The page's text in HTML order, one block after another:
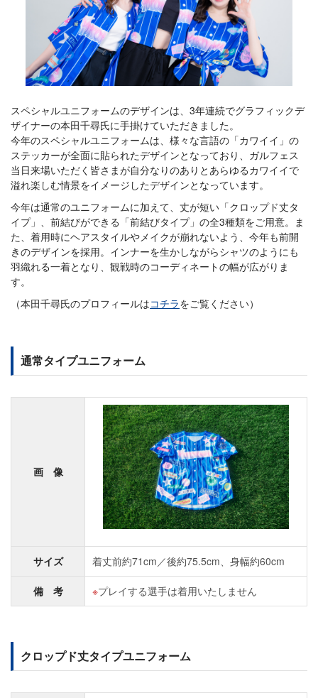
スペシャルユニフォームのデザインは、3年連続でグラフィックデ
ザイナーの本田千尋氏に手掛けていただきました。
今年のスペシャルユニフォームは、様々な言語の「カワイイ」の
ステッカーが全面に貼られたデザインとなっており、ガルフェス
当日来場いただく皆さまが自分なりのありとあらゆるカワイイで
溢れ楽しむ情景をイメージしたデザインとなっています。
今年は通常のユニフォームに加えて、丈が短い「クロップド丈タ
イプ」、前結びができる「前結びタイプ」の全3種類をご用意。ま
た、着用時にヘアスタイルやメイクが崩れないよう、今年も前開
きのデザインを採用。インナーを生かしながらシャツのようにも
羽織れる一着となり、観戦時のコーディネートの幅が広がりま
す。
（本田千尋氏のプロフィールはコチラをご覧ください）
通常タイプユニフォーム
画 像
サイズ 着丈前約71cm／後約75.5cm、身幅約60cm
備 考 プレイする選手は着用いたしません
クロップド丈タイプユニフォーム